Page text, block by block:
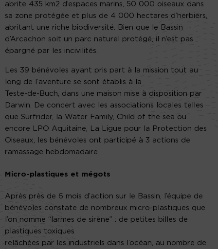
abrite 435 km2 d’espaces marins, 50 000 oiseaux dans
sa zone protégée et plus de 4 000 hectares d’herbiers,
abritant une riche biodiversité. Bien que le Bassin
d’Arcachon soit un parc naturel protégé, il n’est pas
épargné par les incivilités.
Les 39 bénévoles ayant pris part à la mission tout au
long de l’aventure se sont établis à la
Teste-de-Buch, dans une maison mise à disposition par
Darwin. De concert avec les associations locales telles
que Surfrider, la Water Family, Child of the sea ou
encore LPO Aquitaine, La Ligue pour la Protection des
Oiseaux, les bénévoles ont participé à 3 actions de
ramassage hebdomadaire
Micro-plastiques et mégots
Après près de 6 mois d’action sur le Bassin, l’équipe de
bénévoles constate de nombreux micro-plastiques que
l’on nomme “larmes de sirène” : de petites billes de
plastiques toxiques
relâchées par les industriels dans l’océan, au nombre de